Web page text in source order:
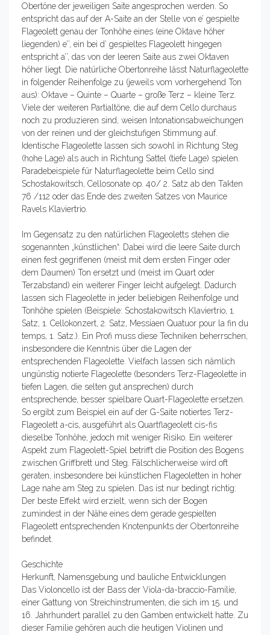
Obertöne der jeweiligen Saite angesprochen werden. So
entspricht das auf der A-Saite an der Stelle von e’ gespielte
Flageolett genau der Tonhöhe eines (eine Oktave höher
liegenden) e’’, ein bei d’ gespieltes Flageolett hingegen
entspricht a’’, das von der leeren Saite aus zwei Oktaven
höher liegt. Die natürliche Obertonreihe lässt Naturflageolette
in folgender Reihenfolge zu (jeweils vom vorhergehend Ton
aus): Oktave – Quinte – Quarte – große Terz – kleine Terz.
Viele der weiteren Partialtöne, die auf dem Cello durchaus
noch zu produzieren sind, weisen Intonationsabweichungen
von der reinen und der gleichstufigen Stimmung auf.
Identische Flageolette lassen sich sowohl in Richtung Steg
(hohe Lage) als auch in Richtung Sattel (tiefe Lage) spielen.
Paradebeispiele für Naturflageolette beim Cello sind
Schostakowitsch, Cellosonate op. 40/ 2. Satz ab den Takten
76 /112 oder das Ende des zweiten Satzes von Maurice
Ravels Klaviertrio.
Im Gegensatz zu den natürlichen Flageoletts stehen die
sogenannten „künstlichen“. Dabei wird die leere Saite durch
einen fest gegriffenen (meist mit dem ersten Finger oder
dem Daumen) Ton ersetzt und (meist im Quart oder
Terzabstand) ein weiterer Finger leicht aufgelegt. Dadurch
lassen sich Flageolette in jeder beliebigen Reihenfolge und
Tonhöhe spielen (Beispiele: Schostakowitsch Klaviertrio, 1.
Satz, 1. Cellokonzert, 2. Satz, Messiaen Quatuor pour la fin du
temps, 1. Satz.). Ein Profi muss diese Techniken beherrschen,
insbesondere die Kenntnis über die Lagen der
entsprechenden Flageolette. Vielfach lassen sich nämlich
ungünstig notierte Flageolette (besonders Terz-Flageolette in
tiefen Lagen, die selten gut ansprechen) durch
entsprechende, besser spielbare Quart-Flageolette ersetzen.
So ergibt zum Beispiel ein auf der G-Saite notiertes Terz-
Flageolett a-cis, ausgeführt als Quartflageolett cis-fis
dieselbe Tonhöhe, jedoch mit weniger Risiko. Ein weiterer
Aspekt zum Flageolett-Spiel betrifft die Position des Bogens
zwischen Griffbrett und Steg. Fälschlicherweise wird oft
geraten, insbesondere bei künstlichen Flageoletten in hoher
Lage nahe am Steg zu spielen. Das ist nur bedingt richtig:
Der beste Effekt wird erzielt, wenn sich der Bogen
zumindest in der Nähe eines dem gerade gespielten
Flageolett entsprechenden Knotenpunkts der Obertonreihe
befindet.
Geschichte
Herkunft, Namensgebung und bauliche Entwicklungen
Das Violoncello ist der Bass der Viola-da-braccio-Familie,
einer Gattung von Streichinstrumenten, die sich im 15. und
16. Jahrhundert parallel zu den Gamben entwickelt hatte. Zu
dieser Familie gehören auch die heutigen Violinen und